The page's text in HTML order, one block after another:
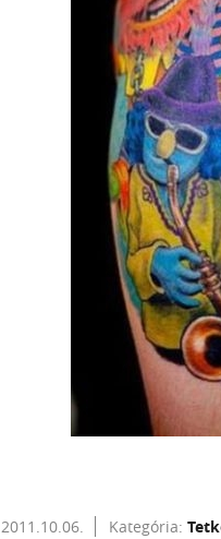
2011.10.06. Kategória: